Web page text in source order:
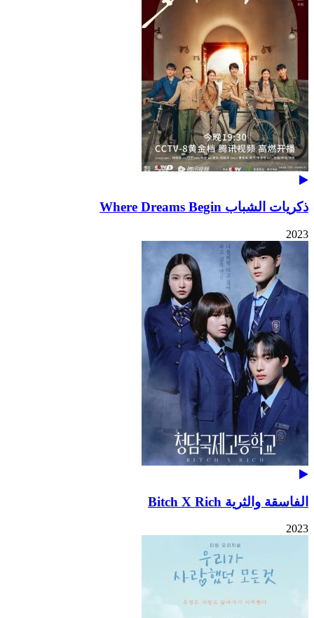
ذكريات الشباب Where Dreams Begin
2023
الفاسقة والثرية Bitch X Rich
2023